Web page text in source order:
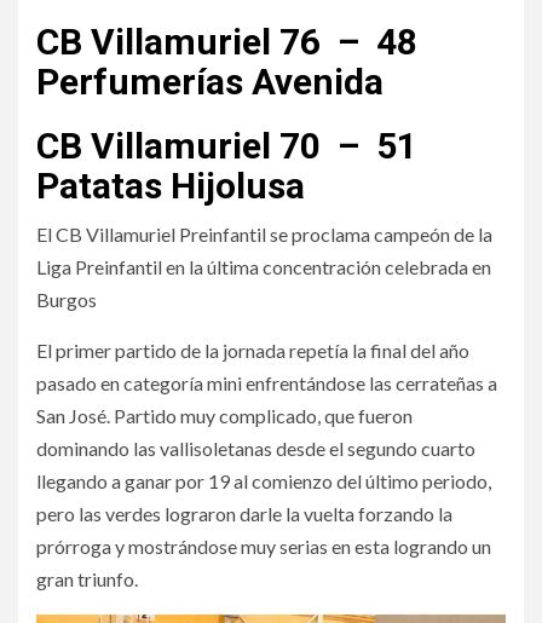
CB Villamuriel 76 – 48
Perfumerías Avenida
CB Villamuriel 70 – 51
Patatas Hijolusa
El CB Villamuriel Preinfantil se proclama campeón de la
Liga Preinfantil en la última concentración celebrada en
Burgos
El primer partido de la jornada repetía la final del año
pasado en categoría mini enfrentándose las cerrateñas a
San José. Partido muy complicado, que fueron
dominando las vallisoletanas desde el segundo cuarto
llegando a ganar por 19 al comienzo del último periodo,
pero las verdes lograron darle la vuelta forzando la
prórroga y mostrándose muy serias en esta logrando un
gran triunfo.